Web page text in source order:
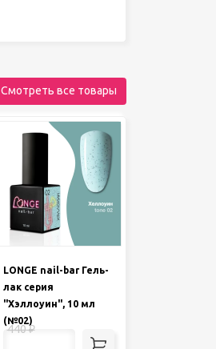
LONGE nail-bar Гель-
лак серия
"Хэллоуин", 10 мл
(№02)
440₽
Смотреть все товары